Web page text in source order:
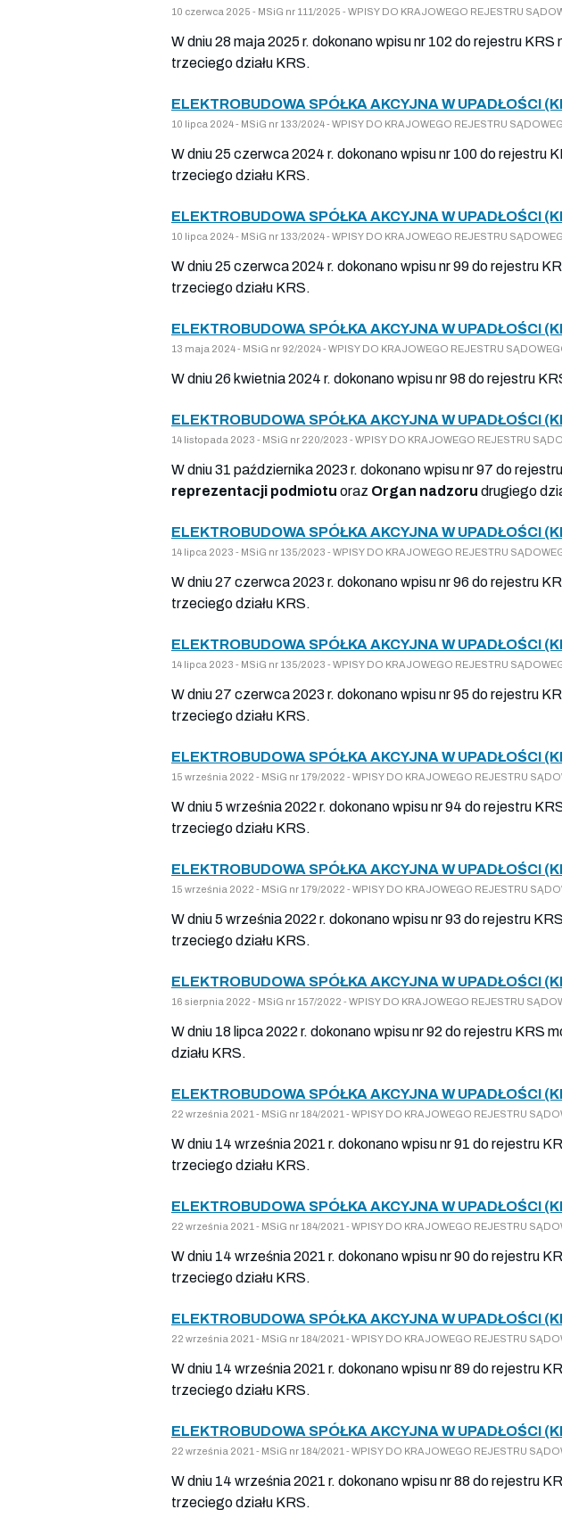
10 czerwca 2025 - MSiG nr 111/2025 - WPISY DO KRAJOWEGO REJESTRU
W dniu 28 maja 2025 r. dokonano wpisu nr 102 do rejestru
trzeciego działu KRS.
ELEKTROBUDOWA SPÓŁKA AKCYJNA W UPADŁOŚCI
10 lipca 2024 - MSiG nr 133/2024 - WPISY DO KRAJOWEGO REJESTRU
W dniu 25 czerwca 2024 r. dokonano wpisu nr 100 do rejestru
trzeciego działu KRS.
ELEKTROBUDOWA SPÓŁKA AKCYJNA W UPADŁOŚCI
10 lipca 2024 - MSiG nr 133/2024 - WPISY DO KRAJOWEGO REJESTRU
W dniu 25 czerwca 2024 r. dokonano wpisu nr 99 do rejestru
trzeciego działu KRS.
ELEKTROBUDOWA SPÓŁKA AKCYJNA W UPADŁOŚCI
13 maja 2024 - MSiG nr 92/2024 - WPISY DO KRAJOWEGO REJESTRU
W dniu 26 kwietnia 2024 r. dokonano wpisu nr 98 do rejestru
ELEKTROBUDOWA SPÓŁKA AKCYJNA W UPADŁOŚCI
14 listopada 2023 - MSiG nr 220/2023 - WPISY DO KRAJOWEGO REJESTRU
W dniu 31 października 2023 r. dokonano wpisu nr 97 do
reprezentacji podmiotu oraz Organ nadzoru drugiego
ELEKTROBUDOWA SPÓŁKA AKCYJNA W UPADŁOŚCI
14 lipca 2023 - MSiG nr 135/2023 - WPISY DO KRAJOWEGO REJESTRU
W dniu 27 czerwca 2023 r. dokonano wpisu nr 96 do rejestru
trzeciego działu KRS.
ELEKTROBUDOWA SPÓŁKA AKCYJNA W UPADŁOŚCI
14 lipca 2023 - MSiG nr 135/2023 - WPISY DO KRAJOWEGO REJESTRU
W dniu 27 czerwca 2023 r. dokonano wpisu nr 95 do rejestru
trzeciego działu KRS.
ELEKTROBUDOWA SPÓŁKA AKCYJNA W UPADŁOŚCI
15 września 2022 - MSiG nr 179/2022 - WPISY DO KRAJOWEGO REJESTRU
W dniu 5 września 2022 r. dokonano wpisu nr 94 do rejestru
trzeciego działu KRS.
ELEKTROBUDOWA SPÓŁKA AKCYJNA W UPADŁOŚCI
15 września 2022 - MSiG nr 179/2022 - WPISY DO KRAJOWEGO REJESTRU
W dniu 5 września 2022 r. dokonano wpisu nr 93 do rejestru
trzeciego działu KRS.
ELEKTROBUDOWA SPÓŁKA AKCYJNA W UPADŁOŚCI
16 sierpnia 2022 - MSiG nr 157/2022 - WPISY DO KRAJOWEGO REJESTRU
W dniu 18 lipca 2022 r. dokonano wpisu nr 92 do rejestru KRS
działu KRS.
ELEKTROBUDOWA SPÓŁKA AKCYJNA W UPADŁOŚCI
22 września 2021 - MSiG nr 184/2021 - WPISY DO KRAJOWEGO REJESTRU
W dniu 14 września 2021 r. dokonano wpisu nr 91 do rejestru
trzeciego działu KRS.
ELEKTROBUDOWA SPÓŁKA AKCYJNA W UPADŁOŚCI
22 września 2021 - MSiG nr 184/2021 - WPISY DO KRAJOWEGO REJESTRU
W dniu 14 września 2021 r. dokonano wpisu nr 90 do rejestru
trzeciego działu KRS.
ELEKTROBUDOWA SPÓŁKA AKCYJNA W UPADŁOŚCI
22 września 2021 - MSiG nr 184/2021 - WPISY DO KRAJOWEGO REJESTRU
W dniu 14 września 2021 r. dokonano wpisu nr 89 do rejestru
trzeciego działu KRS.
ELEKTROBUDOWA SPÓŁKA AKCYJNA W UPADŁOŚCI
22 września 2021 - MSiG nr 184/2021 - WPISY DO KRAJOWEGO REJESTRU
W dniu 14 września 2021 r. dokonano wpisu nr 88 do rejestru
trzeciego działu KRS.